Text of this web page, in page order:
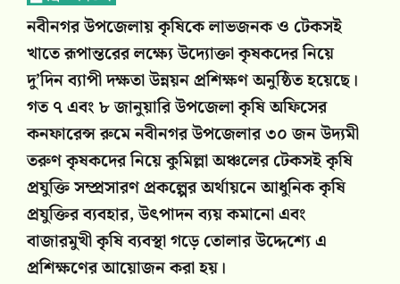
নবীনগর উপজেলায় কৃষিকে লাভজনক ও টেকসই
খাতে রূপান্তরের লক্ষ্যে উদ্যোক্তা কৃষকদের নিয়ে
দু’দিন ব্যাপী দক্ষতা উন্নয়ন প্রশিক্ষণ অনুষ্ঠিত হয়েছে।
গত ৭ এবং ৮ জানুয়ারি উপজেলা কৃষি অফিসের
কনফারেন্স রুমে নবীনগর উপজেলার ৩০ জন উদ্যমী
তরুণ কৃষকদের নিয়ে কুমিল্লা অঞ্চলের টেকসই কৃষি
প্রযুক্তি সম্প্রসারণ প্রকল্পের অর্থায়নে আধুনিক কৃষি
প্রযুক্তির ব্যবহার, উৎপাদন ব্যয় কমানো এবং
বাজারমুখী কৃষি ব্যবস্থা গড়ে তোলার উদ্দেশ্যে এ
প্রশিক্ষণের আয়োজন করা হয়।